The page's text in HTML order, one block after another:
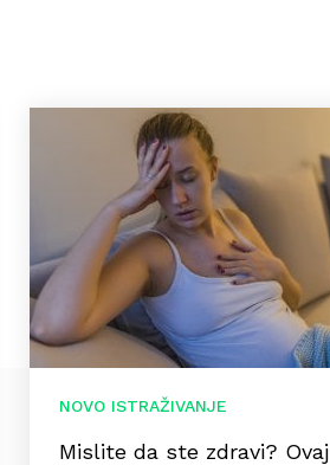
NOVO ISTRAŽIVANJE
Mislite da ste zdravi? Ovaj